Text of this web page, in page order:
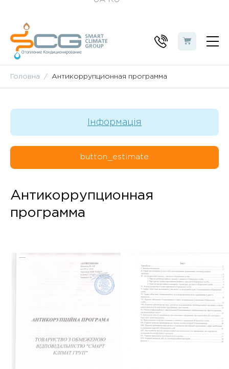
Головна Антикоррупционная программа
Інформація
button_estimate
Антикоррупционная
программа